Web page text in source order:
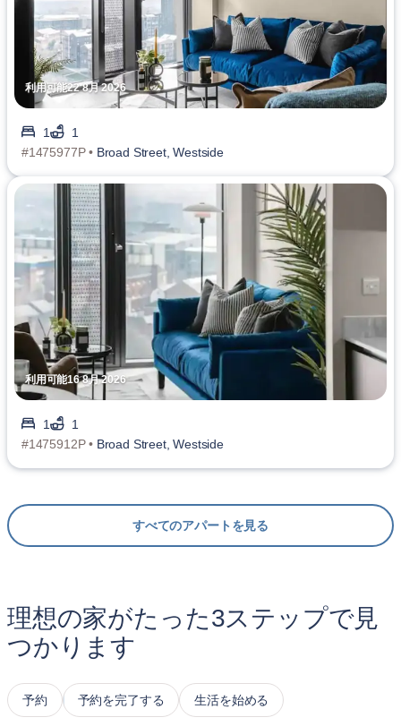
利用可能22 8月 2026
1
1
#1475977P • Broad Street, Westside
利用可能16 8月 2026
1
1
#1475912P • Broad Street, Westside
すべてのアパートを見る
理想の家がたった3ステップで見
つかります
予約 予約を完了する 生活を始める